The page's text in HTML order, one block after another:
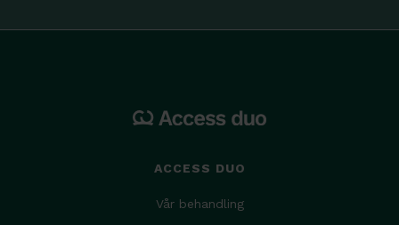
ACCESS DUO
Vår behandling